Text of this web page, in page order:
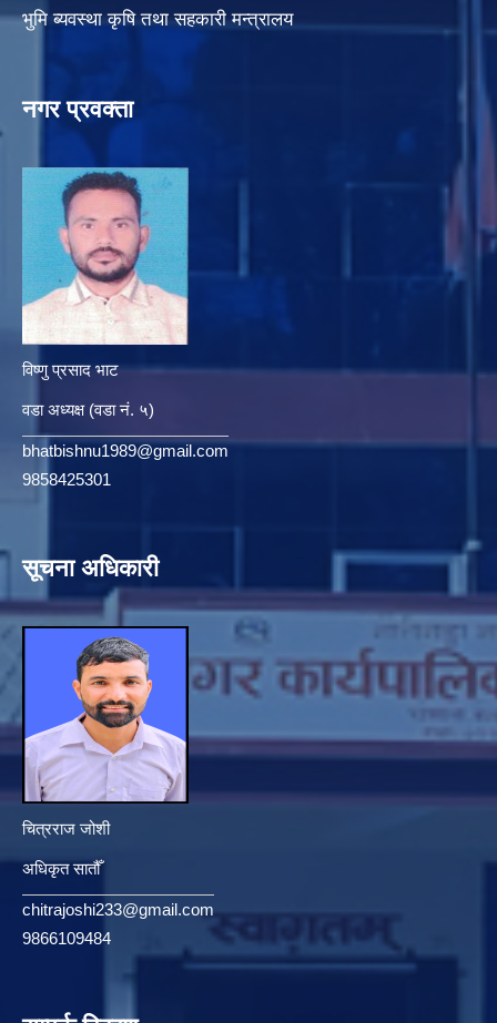
भुमि ब्यवस्था कृषि तथा सहकारी मन्त्रालय
नगर प्रवक्ता
विष्णु प्रसाद भाट
वडा अध्यक्ष (वडा नं. ५)
bhatbishnu1989@gmail.com
9858425301
सूचना अधिकारी
चित्रराज जोशी
अधिकृत सातौँ
chitrajoshi233@gmail.com
9866109484